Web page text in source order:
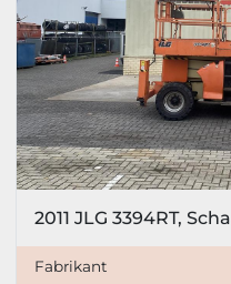
2011 JLG 3394RT,
Fabrikant